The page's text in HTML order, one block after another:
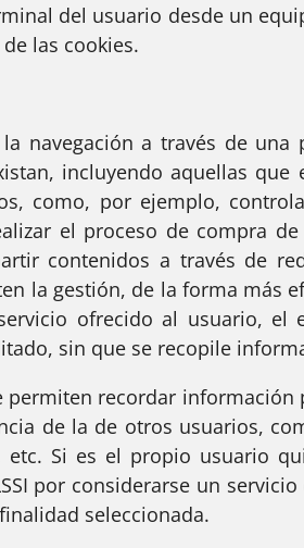
del usuario desde un
las cookies.
a través de una
incluyendo aquellas
como, por ejemplo,
el proceso de compra
contenidos a través de
la gestión, de la forma más
ofrecido al usuario,
sin que se recopile
recordar información
de la de otros usuarios,
Si es el propio usuario
por considerarse un
seleccionada.